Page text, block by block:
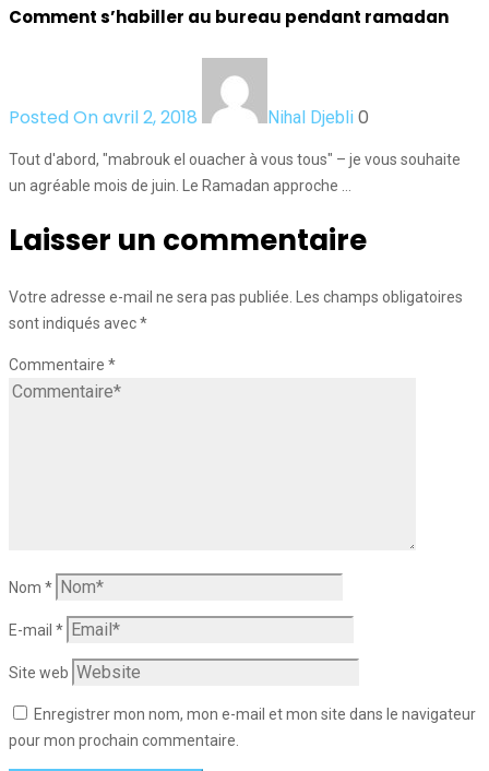
Comment s’habiller au bureau pendant ramadan
Posted On avril 2, 2018 Nihal Djebli 0
Tout d'abord, "mabrouk el ouacher à vous tous" – je vous souhaite
un agréable mois de juin. Le Ramadan approche …
Laisser un commentaire
Votre adresse e-mail ne sera pas publiée.
Les champs obligatoires
sont indiqués avec*
Commentaire *
Nom *
E-mail *
Site web
Enregistrer mon nom, mon e-mail et mon site dans le navigateur
pour mon prochain commentaire.